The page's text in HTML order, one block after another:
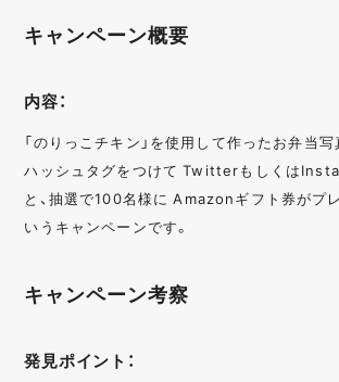
キャンペーン概要
内容：
「のりっこチキン」を使⽤して作ったお弁当
ハッシュタグをつけて Twitterもしくは
と、抽選で100名様に Amazonギフト券がプ
いうキャンペーンです。
キャンペーン考察
発見ポイント：